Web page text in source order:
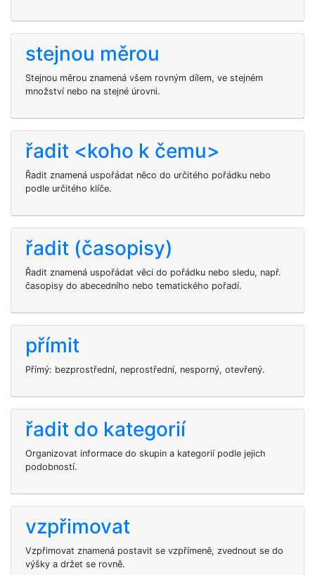
stejnou měrou
Stejnou měrou znamená všem rovným dílem, ve stejném
množství nebo na stejné úrovni.
řadit <koho k čemu>
Řadit znamená uspořádat něco do určitého pořádku nebo
podle určitého klíče.
řadit (časopisy)
Řadit znamená uspořádat věci do pořádku nebo sledu, např.
časopisy do abecedního nebo tematického pořadí.
přímit
Přímý: bezprostřední, neprostřední, nesporný, otevřený.
řadit do kategorií
Organizovat informace do skupin a kategorií podle jejich
podobností.
vzpřimovat
Vzpřimovat znamená postavit se vzpřímeně, zvednout se do
výšky a držet se rovně.